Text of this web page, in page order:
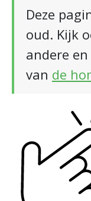
Deze
oud. Kijk
andere
van de